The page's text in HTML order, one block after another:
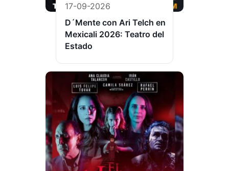
17-09-2026
D´Mente con Ari Telch en
Mexicali 2026: Teatro del
Estado